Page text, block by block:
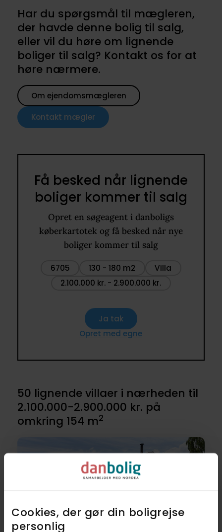
Cookies, der gør din boligrejse
personlig​
Har du spørgsmål til mægleren,
der havde denne bolig til salg,
eller vil du høre om lignende
boliger til salg? Kontakt os for at
høre nærmere.
Om ejendomsmægleren
Kontakt mægler
Få besked når lignende
boliger kommer til salg
Opret en søgeagent i danboligs
køberkartotek og få besked når nye
boliger kommer til salg
6705 130 - 180 m2
Villa
2.100.000 kr. - 2.900.000 kr.
Ja tak
Opret med egne
50 lignende villaer i nærheden til
2.100.000-2.900.000 kr. på
omkring 154 m2